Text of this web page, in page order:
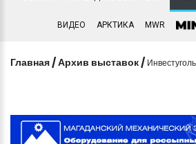
ВИДЕО АРКТИКА MWR
Главная /Архив выставок /